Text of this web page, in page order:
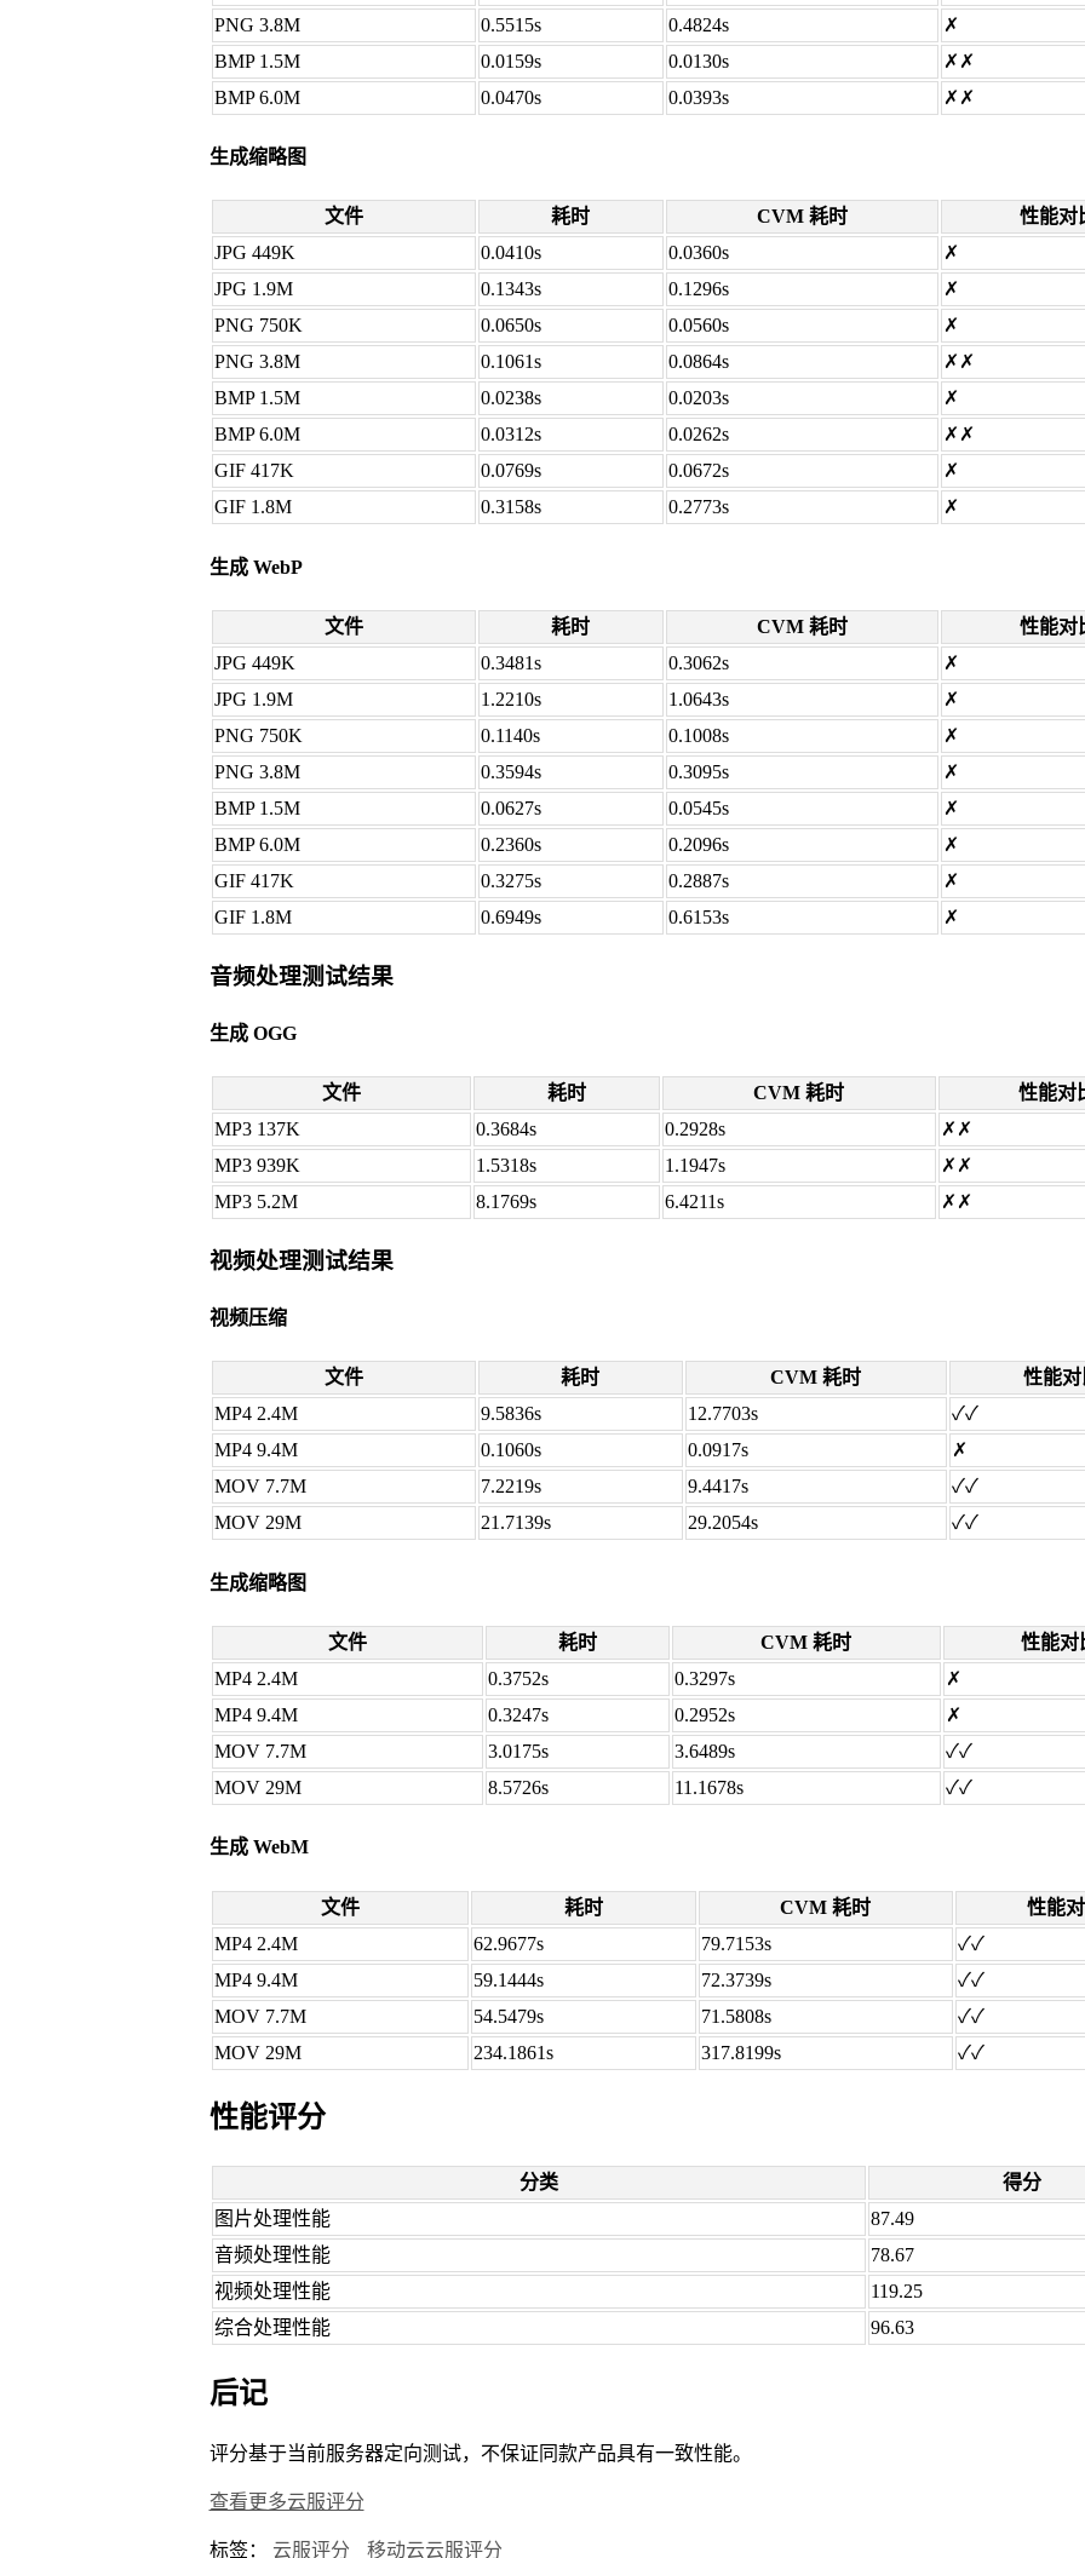
PNG 3.8M
0.5515s 0.4824s
✗
BMP 1.5M
0.0159s 0.0130s
✗✗
BMP 6.0M
0.0470s 0.0393s ✗✗
生成缩略图
文件 耗时 CVM 耗时
性能对
JPG 449K
0.0410s 0.0360s
✗
JPG 1.9M
0.1343s 0.1296s
✗
PNG 750K
0.0650s 0.0560s
✗
PNG 3.8M
0.1061s 0.0864s
✗✗
BMP 1.5M
0.0238s 0.0203s
✗
BMP 6.0M
0.0312s 0.0262s
✗✗
GIF 417K
0.0769s 0.0672s
✗
GIF 1.8M
0.3158s 0.2773s ✗
生成 WebP
文件 耗时 CVM 耗时
性能对
JPG 449K
0.3481s 0.3062s
✗
JPG 1.9M
1.2210s 1.0643s
✗
PNG 750K
0.1140s 0.1008s
✗
PNG 3.8M
0.3594s 0.3095s
✗
BMP 1.5M
0.0627s 0.0545s
✗
BMP 6.0M
0.2360s 0.2096s
✗
GIF 417K
0.3275s 0.2887s
✗
GIF 1.8M
0.6949s 0.6153s ✗
音频处理测试结果
生成 OGG
文件 耗时 CVM 耗时
性能对
MP3 137K
0.3684s 0.2928s
✗✗
MP3 939K
1.5318s 1.1947s
✗✗
MP3 5.2M
8.1769s 6.4211s ✗✗
视频处理测试结果
视频压缩
文件 耗时 CVM 耗时
性能对
MP4 2.4M
9.5836s 12.7703s
✓✓
MP4 9.4M
0.1060s 0.0917s
✗
MOV 7.7M
7.2219s 9.4417s
✓✓
MOV 29M
21.7139s 29.2054s ✓✓
生成缩略图
文件 耗时 CVM 耗时
性能对
MP4 2.4M
0.3752s 0.3297s
✗
MP4 9.4M
0.3247s 0.2952s
✗
MOV 7.7M
3.0175s 3.6489s
✓✓
MOV 29M
8.5726s 11.1678s ✓✓
生成 WebM
文件 耗时 CVM 耗时
性能
MP4 2.4M
62.9677s 79.7153s
✓✓
MP4 9.4M
59.1444s 72.3739s
✓✓
MOV 7.7M
54.5479s 71.5808s
✓✓
MOV 29M
234.1861s 317.8199s ✓✓
性能评分
分类
得分
图片处理性能
87.49
音频处理性能
78.67
视频处理性能
119.25
综合处理性能
96.63
后记
评分基于当前服务器定向测试，不保证同款产品具有一致性能。
查看更多云服评分
标签： 云服评分 移动云云服评分